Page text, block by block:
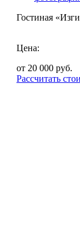
Гостиная
Цена:
от 20 000 руб.
Рассчитать